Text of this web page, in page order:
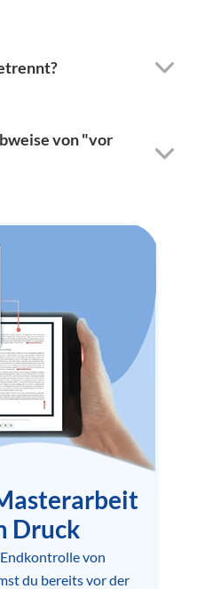
von "vor
Druck
von
du bereits vor der